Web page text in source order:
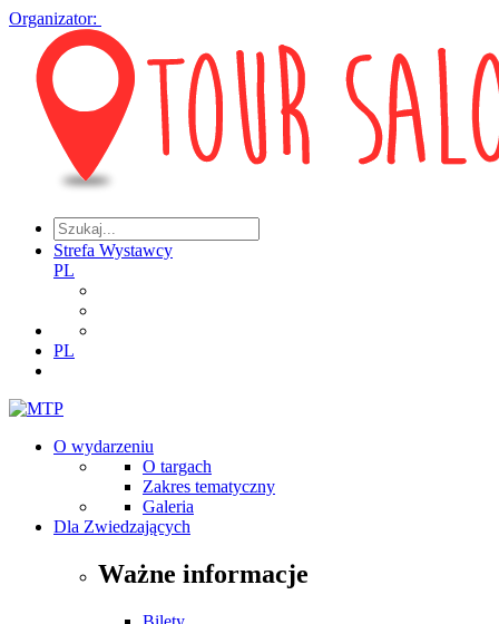
Organizator:
Strefa Wystawcy
PL
PL
O wydarzeniu
O targach
Zakres tematyczny
Galeria
Dla Zwiedzających
Ważne informacje